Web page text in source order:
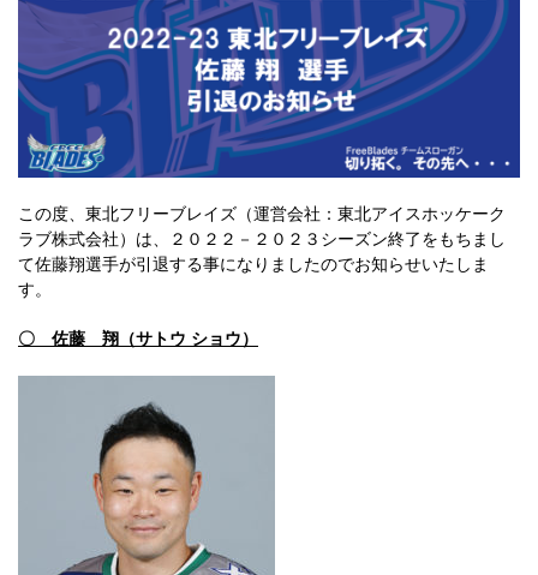
この度、東北フリーブレイズ（運営会社：東北アイスホッケーク
ラブ株式会社）は、２０２２－２０２３シーズン終了をもちまし
て佐藤翔選手が引退する事になりましたのでお知らせいたしま
す。
〇 佐藤 翔（サトウ ショウ）